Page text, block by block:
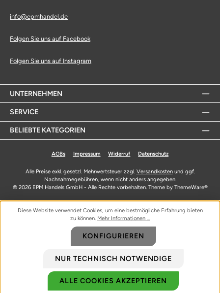
Biozidprodukte vorsichtig verwenden. Vor Gebrauch stets Etikett und
Produktinformationen lesen.
info@epmhandel.de
Folgen Sie uns auf Facebook
Folgen Sie uns auf Instagram
UNTERNEHMEN
SERVICE
BELIEBTE KATEGORIEN
AGBs Impressum Widerruf Datenschutz
Alle Preise exkl. gesetzl. Mehrwertsteuer zzgl. Versandkostenund ggf.
Nachnahmegebühren, wenn nicht anders angegeben.
© 2026 EPM Handels GmbH - Alle Rechte vorbehalten. Theme by ThemeWare®
Diese Website verwendet Cookies, um eine bestmögliche Erfahrung bieten
zu können. Mehr Informationen ...
NUR TECHNISCH NOTWENDIGE
KONFIGURIEREN
ALLE COOKIES AKZEPTIEREN